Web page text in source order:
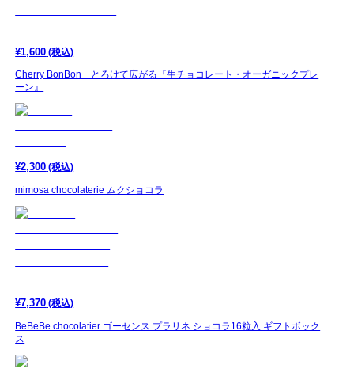
¥1,600 (税込)
Cherry BonBon とろけて広がる『生チョコレート・オーガニックプレ
ーン』
¥2,300 (税込)
mimosa chocolaterie ムクショコラ
¥7,370 (税込)
BeBeBe chocolatier ゴーセンス プラリネ ショコラ16粒入 ギフトボック
ス